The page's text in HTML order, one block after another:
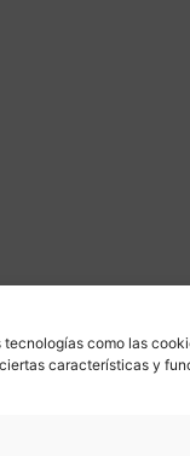
como las
características y